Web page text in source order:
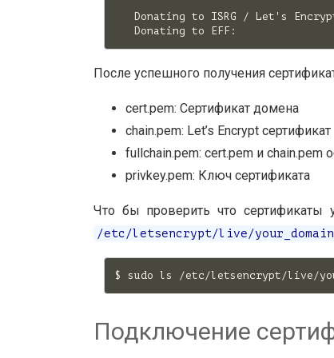
Donating to ISRG / Let's
После успешного получения
cert.pem: Сертификат домена
chain.pem: Let’s Encrypt сертификат
fullchain.pem: cert.pem и chain.pem
privkey.pem: Ключ сертификата
Что бы проверить что
/etc/letsencrypt/live/
Подключение